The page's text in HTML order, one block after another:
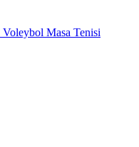
Voleybol Masa Tenisi